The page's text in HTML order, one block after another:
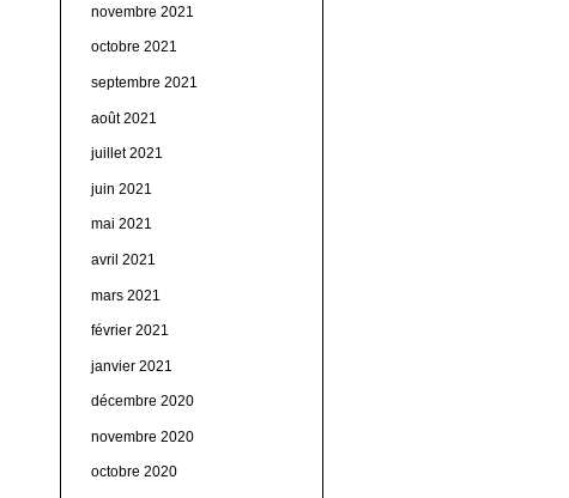
novembre 2021
octobre 2021
septembre 2021
août 2021
juillet 2021
juin 2021
mai 2021
avril 2021
mars 2021
février 2021
janvier 2021
décembre 2020
novembre 2020
octobre 2020